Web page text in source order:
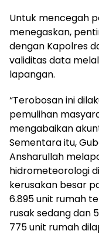
Untuk mencegah
menegaskan,
dengan Kapolres
validitas data
lapangan.
“Terobosan ini
pemulihan
mengabaikan
Sementara itu,
Ansharullah
hidrometeorologi
kerusakan besar
6.895 unit rumah
rusak sedang dan
775 unit rumah